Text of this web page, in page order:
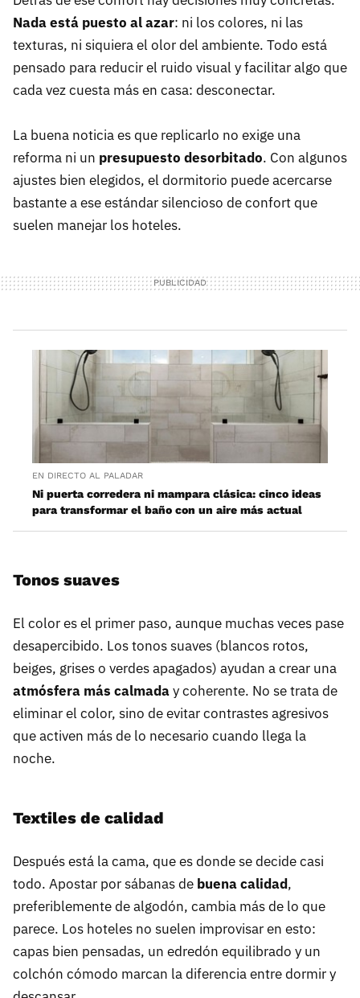
Nada está puesto al azar: ni los colores, ni las
texturas, ni siquiera el olor del ambiente. Todo está
pensado para reducir el ruido visual y facilitar algo que
cada vez cuesta más en casa: desconectar.
La buena noticia es que replicarlo no exige una
reforma ni un presupuesto desorbitado. Con algunos
ajustes bien elegidos, el dormitorio puede acercarse
bastante a ese estándar silencioso de confort que
suelen manejar los hoteles.
EN DIRECTO AL PALADAR
Ni puerta corredera ni mampara clásica: cinco ideas
para transformar el baño con un aire más actual
Tonos suaves
El color es el primer paso, aunque muchas veces pase
desapercibido. Los tonos suaves (blancos rotos,
beiges, grises o verdes apagados) ayudan a crear una
atmósfera más calmaday coherente. No se trata de
eliminar el color, sino de evitar contrastes agresivos
que activen más de lo necesario cuando llega la
noche.
Textiles de calidad
Después está la cama, que es donde se decide casi
todo. Apostar por sábanas de buena calidad,
preferiblemente de algodón, cambia más de lo que
parece. Los hoteles no suelen improvisar en esto:
capas bien pensadas, un edredón equilibrado y un
colchón cómodo marcan la diferencia entre dormir y